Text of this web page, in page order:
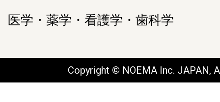
医学・薬学・看護学・歯科学
Copyright © NOEMA Inc. JAPAN,